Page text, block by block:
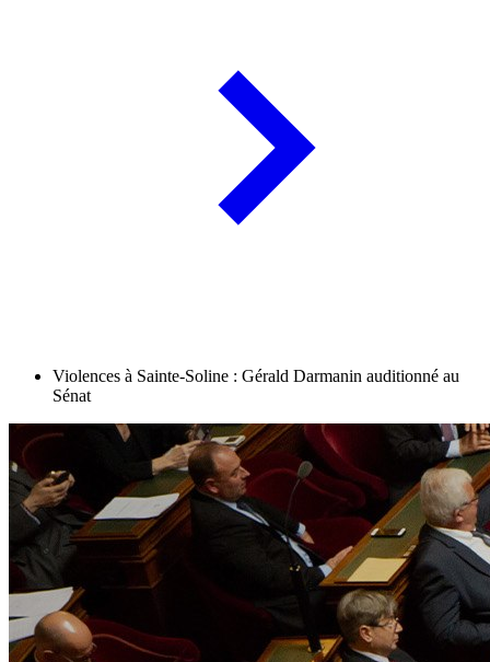
Violences à Sainte-Soline : Gérald Darmanin auditionné au
Sénat